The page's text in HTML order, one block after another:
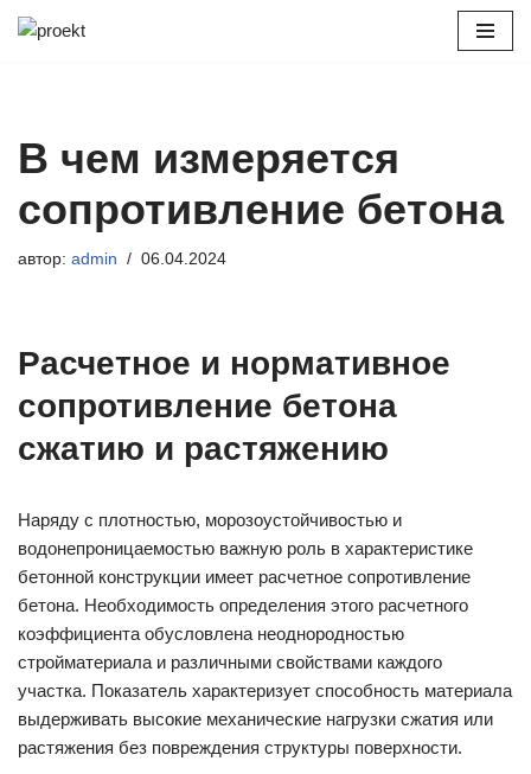
В чем измеряется
сопротивление бетона
автор: admin 06.04.2024
Расчетное и нормативное
сопротивление бетона
сжатию и растяжению
Наряду с плотностью, морозоустойчивостью и
водонепроницаемостью важную роль в характеристике
бетонной конструкции имеет расчетное сопротивление
бетона. Необходимость определения этого расчетного
коэффициента обусловлена неоднородностью
стройматериала и различными свойствами каждого
участка. Показатель характеризует способность материала
выдерживать высокие механические нагрузки сжатия или
растяжения без повреждения структуры поверхности.